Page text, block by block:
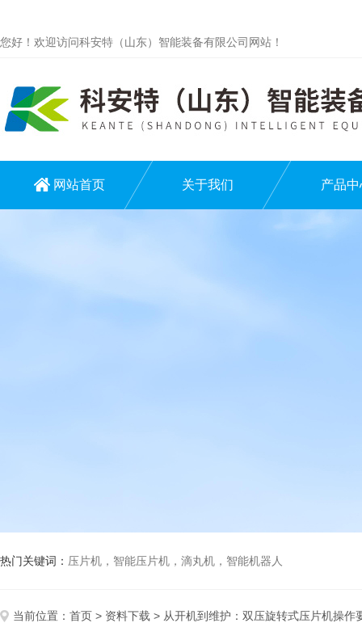
您好！欢迎访问科安特（山东）智能装备有限公司网站！
网站首页 关于我们 产品中
热门关键词： 压片机，智能压片机，滴丸机，智能机器人
当前位置： 首页 > 资料下载 > 从开机到维护：双压旋转式压片机操作